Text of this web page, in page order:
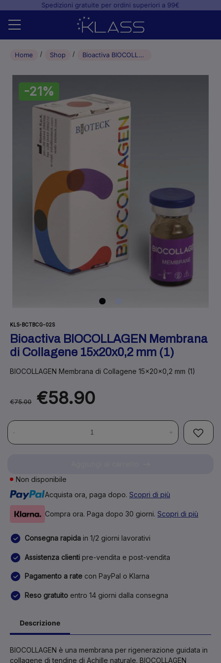
Spedizioni gratuite per ordini superiori a 99€
Home
Shop
Studio odontoiatrico
Laboratorio odontotecnico
Home Shop Bioactiva BIOCOLLAGEN Membrana di Collagene 15x20x0,2 mm (1)
-21%
KLS-BCTBCG-02S
Bioactiva BIOCOLLAGEN Membrana
di Collagene 15x20x0,2 mm (1)
BIOCOLLAGEN Membrana di Collagene 15x20x0,2 mm (1)
€75.00 €58.90
- +
Non disponibile
Acquista ora, paga dopo. Scopri di più
Compra ora. Paga dopo 30 giorni. Scopri di più
Consegna rapida in 1/2 giorni lavorativi
Assistenza clienti pre-vendita e post-vendita
Pagamento a rate con PayPal o Klarna
Reso gratuito entro 14 giorni dalla consegna
Descrizione
BIOCOLLAGEN è una membrana per rigenerazione guidata in
collagene di tendine di Achille naturale. BIOCOLLAGEN